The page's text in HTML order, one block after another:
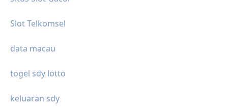
Slot Telkomsel
data macau
togel sdy lotto
keluaran sdy